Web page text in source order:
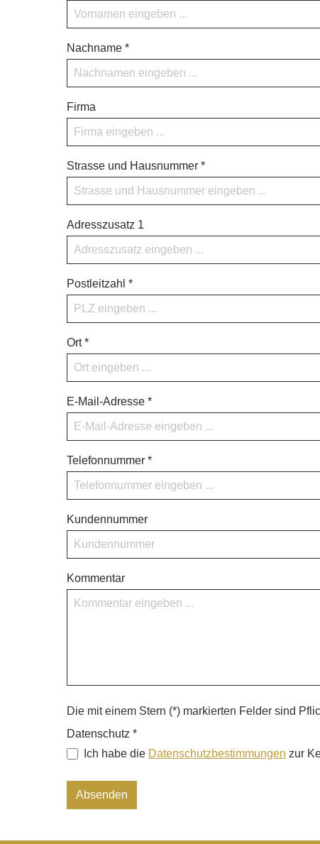
Nachname *
Firma
Strasse und Hausnummer *
Adresszusatz 1
Postleitzahl *
Ort *
E-Mail-Adresse *
Telefonnummer *
Kundennummer
Kommentar
Die mit einem Stern (*) markierten Felder sind
Datenschutz *
Ich habe die Datenschutzbestimmungen zur
Absenden